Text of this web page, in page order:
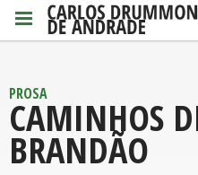
PROSA
CAMINHOS
BRANDÃO